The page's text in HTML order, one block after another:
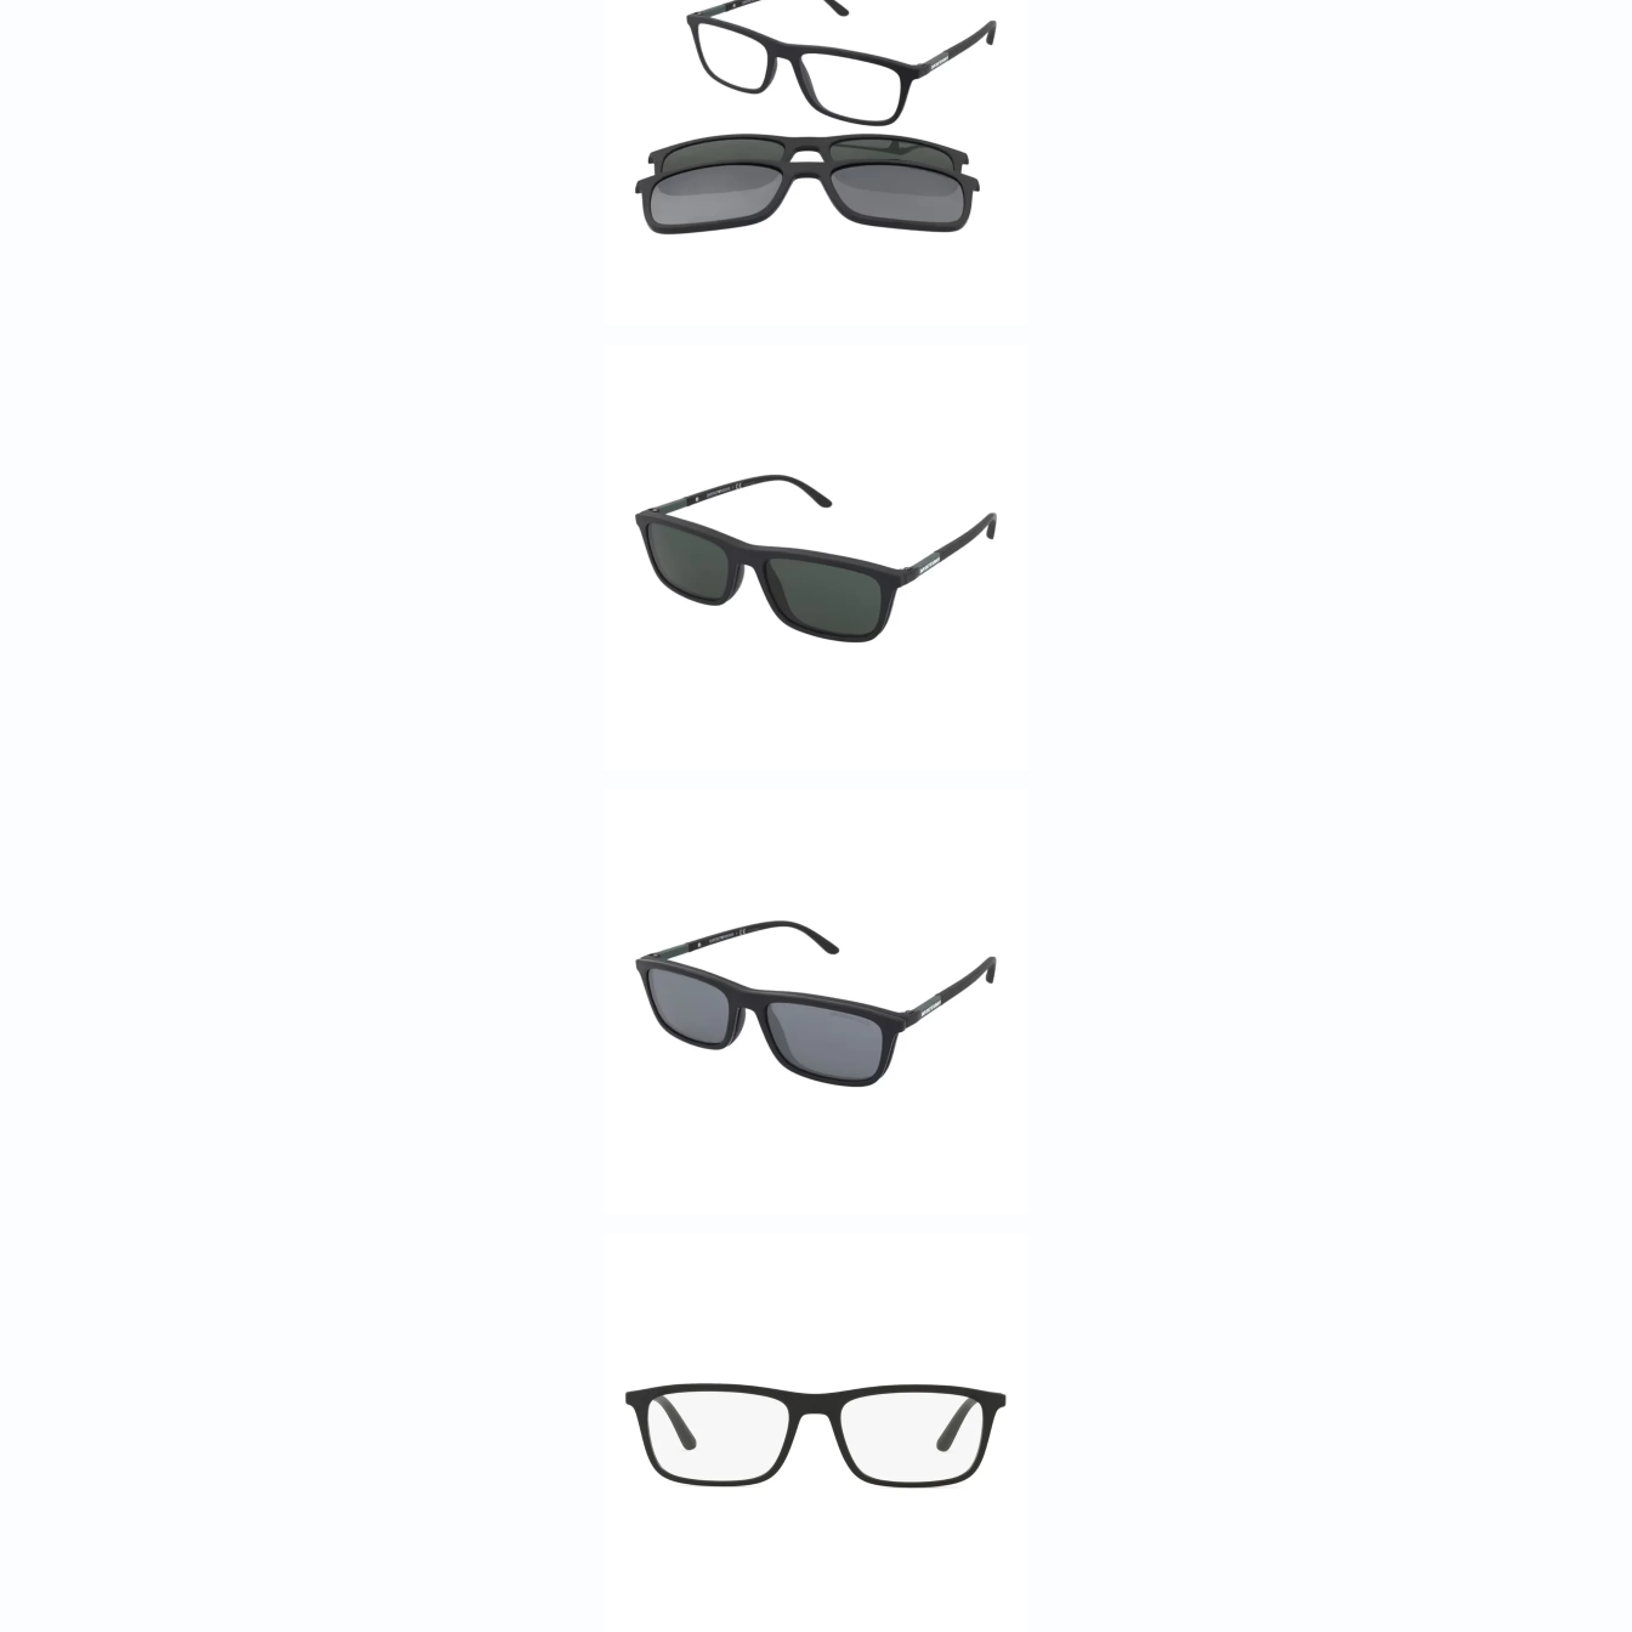
الوزن
فحص
صحي
روتيني
باقة
القلب
الصحية
البشرة
العظام
والمفاصل
المخ
والمسالك
دعم
الكبد
صحة
البروستاتا
ج
فيتامين
فيتامين